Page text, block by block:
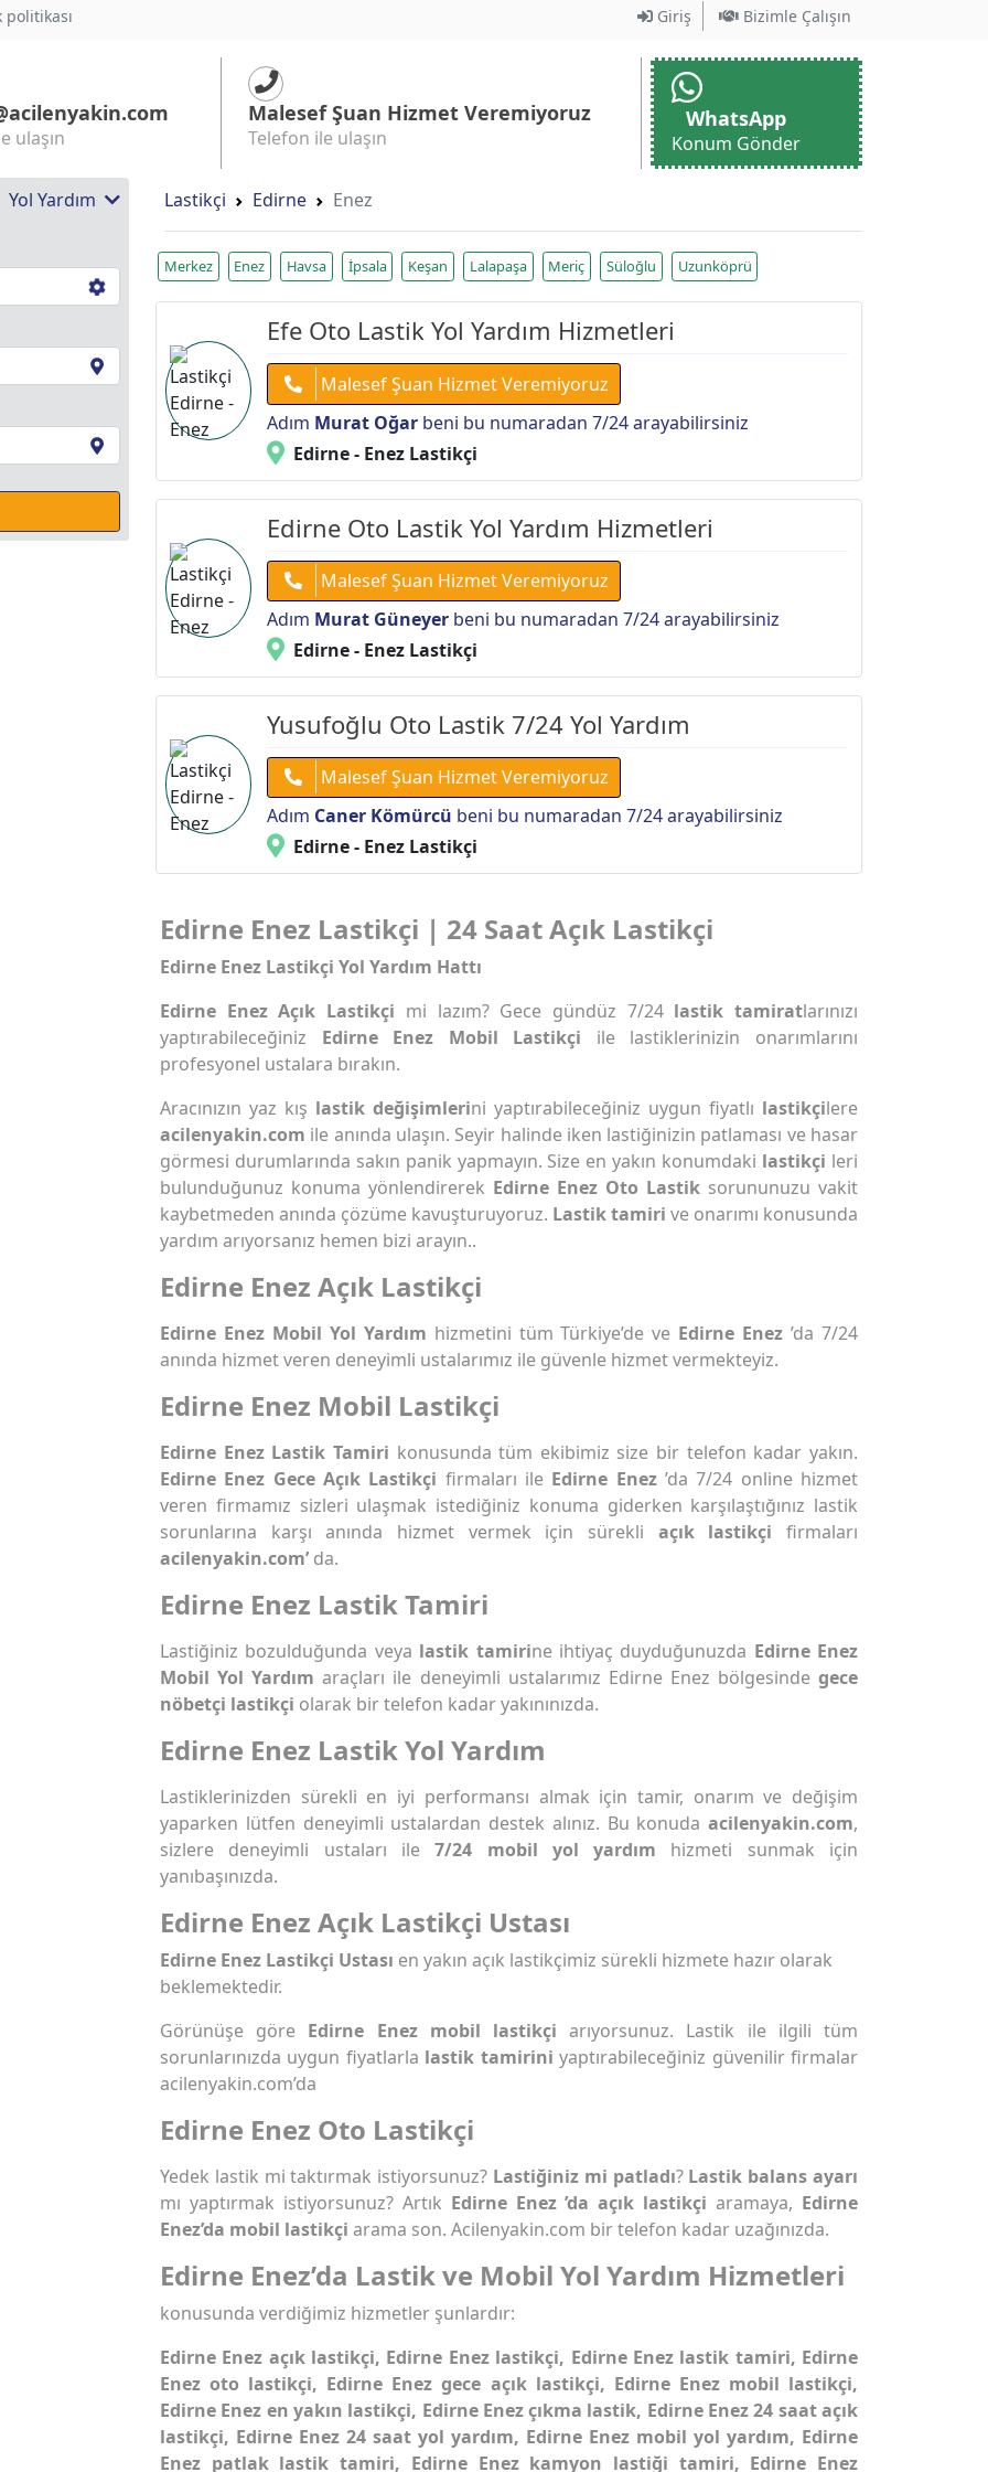
Giriş Bizimle Çalışın
ulaşın
Malesef Şuan Hizmet Veremiyoruz
Telefon ile ulaşın
WhatsApp
Konum Gönder
Yardım Lastikçi Edirne Enez
Merkez Enez Havsa İpsala Keşan Lalapaşa Meriç Süloğlu Uzunköprü
Efe Oto Lastik Yol Yardım Hizmetleri
Malesef Şuan Hizmet Veremiyoruz
Adım Murat Oğar beni bu numaradan 7/24 arayabilirsiniz
Edirne - Enez Lastikçi
Edirne Oto Lastik Yol Yardım Hizmetleri
Malesef Şuan Hizmet Veremiyoruz
Adım Murat Güneyer beni bu numaradan 7/24 arayabilirsiniz
Edirne - Enez Lastikçi
Yusufoğlu Oto Lastik 7/24 Yol Yardım
Malesef Şuan Hizmet Veremiyoruz
Adım Caner Kömürcü beni bu numaradan 7/24 arayabilirsiniz
Edirne - Enez Lastikçi
Edirne Enez Lastikçi | 24 Saat Açık Lastikçi
Edirne Enez Lastikçi Yol Yardım Hattı
Edirne Enez Açık Lastikçi mi lazım? Gece gündüz 7/24 lastik tamiratlarınızı
yaptırabileceğiniz Edirne Enez Mobil Lastikçi ile lastiklerinizin onarımlarını
profesyonel ustalara bırakın.
Aracınızın yaz kış lastik değişimlerini yaptırabileceğiniz uygun fiyatlı lastikçilere
acilenyakin.com ile anında ulaşın. Seyir halinde iken lastiğinizin patlaması ve hasar
görmesi durumlarında sakın panik yapmayın. Size en yakın konumdaki lastikçi leri
bulunduğunuz konuma yönlendirerek Edirne Enez Oto Lastik sorununuzu vakit
kaybetmeden anında çözüme kavuşturuyoruz. Lastik tamiri ve onarımı konusunda
yardım arıyorsanız hemen bizi arayın..
Edirne Enez Açık Lastikçi
Edirne Enez Mobil Yol Yardım hizmetini tüm Türkiye’de ve Edirne Enez’da 7/24
anında hizmet veren deneyimli ustalarımız ile güvenle hizmet vermekteyiz.
Edirne Enez Mobil Lastikçi
Edirne Enez Lastik Tamiri konusunda tüm ekibimiz size bir telefon kadar yakın.
Edirne Enez Gece Açık Lastikçi firmaları ile Edirne Enez’da 7/24 online hizmet
veren firmamız sizleri ulaşmak istediğiniz konuma giderken karşılaştığınız lastik
sorunlarına karşı anında hizmet vermek için sürekli açık lastikçi firmaları
acilenyakin.com’ da.
Edirne Enez Lastik Tamiri
Lastiğiniz bozulduğunda veya lastik tamirine ihtiyaç duyduğunuzda Edirne Enez
Mobil Yol Yardımaraçları ile deneyimli ustalarımız Edirne Enez bölgesindegece
nöbetçi lastikçi olarak bir telefon kadar yakınınızda.
Edirne Enez Lastik Yol Yardım
Lastiklerinizden sürekli en iyi performansı almak için tamir, onarım ve değişim
yaparken lütfen deneyimli ustalardan destek alınız. Bu konuda acilenyakin.com,
sizlere deneyimli ustaları ile7/24 mobil yol yardım hizmeti sunmak için
yanıbaşınızda.
Edirne Enez Açık Lastikçi Ustası
Edirne Enez Lastikçi Ustası en yakın açık lastikçimiz sürekli hizmete hazır olarak
beklemektedir.
Görünüşe göre Edirne Enez mobil lastikçiarıyorsunuz. Lastik ile ilgili tüm
sorunlarınızda uygun fiyatlarla lastik tamirini yaptırabileceğiniz güvenilir firmalar
acilenyakin.com’da
Edirne Enez Oto Lastikçi
Yedek lastik mi taktırmak istiyorsunuz? Lastiğiniz mi patladı? Lastik balans ayarı
mı yaptırmak istiyorsunuz? Artık Edirne Enez ’da açık lastikçiaramaya, Edirne
Enez’da mobil lastikçi arama son. Acilenyakin.com bir telefon kadar uzağınızda.
Edirne Enez’da Lastik ve Mobil Yol Yardım Hizmetleri
konusunda verdiğimiz hizmetler şunlardır:
Edirne Enez açık lastikçi, Edirne Enez lastikçi, Edirne Enez lastik tamiri, Edirne
Enez oto lastikçi, Edirne Enez gece açık lastikçi, Edirne Enez mobil lastikçi,
Edirne Enez en yakın lastikçi, Edirne Enez çıkma lastik, Edirne Enez 24 saat açık
lastikçi, Edirne Enez 24 saat yol yardım, Edirne Enez mobil yol yardım, Edirne
Enez patlak lastik tamiri, Edirne Enez kamyon lastiği tamiri, Edirne Enez